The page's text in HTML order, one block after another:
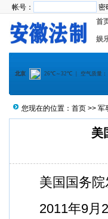
帐号： 密
首
娱
您现在的位置： 首页 >> 军
美
美国国务院
2011年9月